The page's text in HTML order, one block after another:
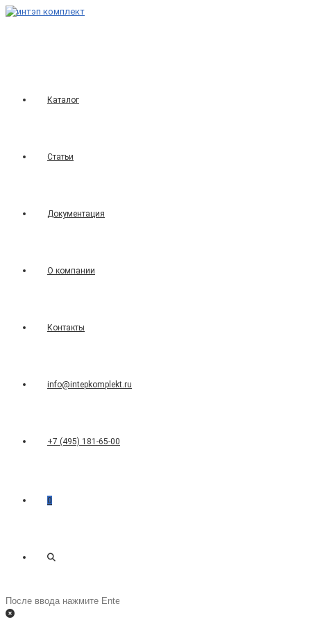
Перейти
Каталог
Статьи
Документация
О компании
Контакты
info@intepkomplekt.ru
+7 (495) 181-65-00
0
Переключить
Поиск
на